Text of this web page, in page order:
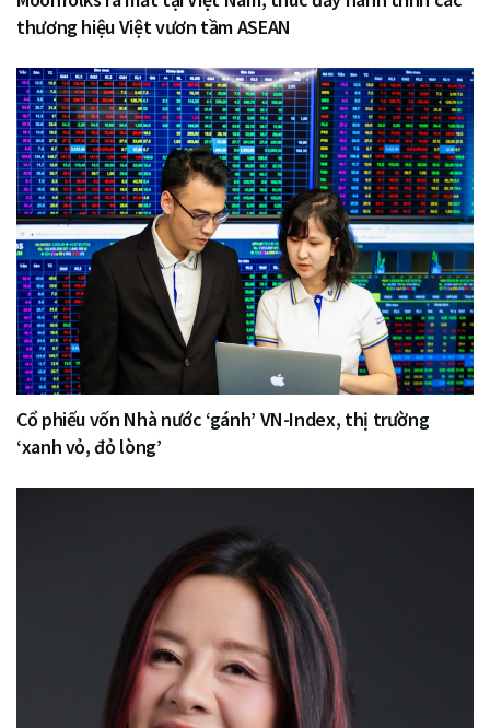
thương hiệu Việt vươn tầm ASEAN
Cổ phiếu vốn Nhà nước ‘gánh’ VN-Index, thị trường
‘xanh vỏ, đỏ lòng’